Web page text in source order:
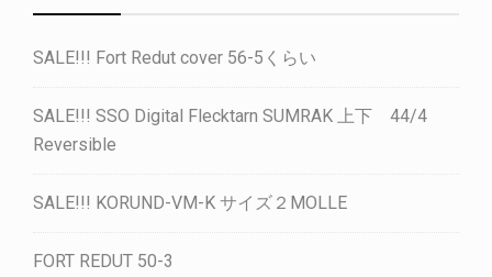
SALE!!! Fort Redut cover 56-5くらい
SALE!!! SSO Digital Flecktarn SUMRAK 上下 44/4
Reversible
SALE!!! KORUND-VM-K サイズ２MOLLE
FORT REDUT 50-3